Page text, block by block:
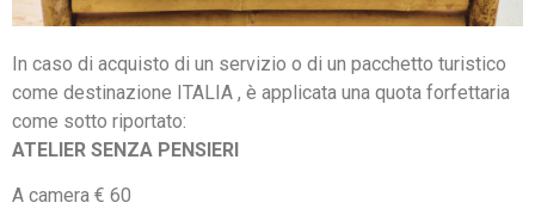
In caso di acquisto di un servizio o di un pacchetto turistico
come destinazione ITALIA , è applicata una quota forfettaria
come sotto riportato:
ATELIER SENZA PENSIERI
A camera € 60